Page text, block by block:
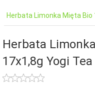
Herbata Limonka Mięta Bio
Herbata
17x1,8g Yogi Tea